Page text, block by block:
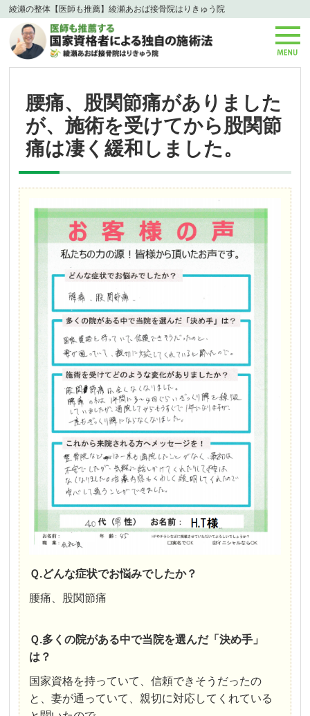
綾瀬の整体【医師も推薦】綾瀬あおば接骨院はりきゅう院
腰痛、股関節痛がありました
が、施術を受けてから股関節
痛は凄く緩和しました。
Ｑ.どんな症状でお悩みでしたか？
腰痛、股関節痛
Ｑ.多くの院がある中で当院を選んだ「決め手」
は？
国家資格を持っていて、信頼できそうだったの
と、妻が通っていて、親切に対応してくれている